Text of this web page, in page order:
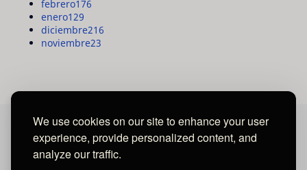
We use cookies on our site to enhance your user
experience, provide personalized content, and
analyze our traffic.
febrero176
enero129
diciembre216
noviembre23
MAYA MEDIA GROUP